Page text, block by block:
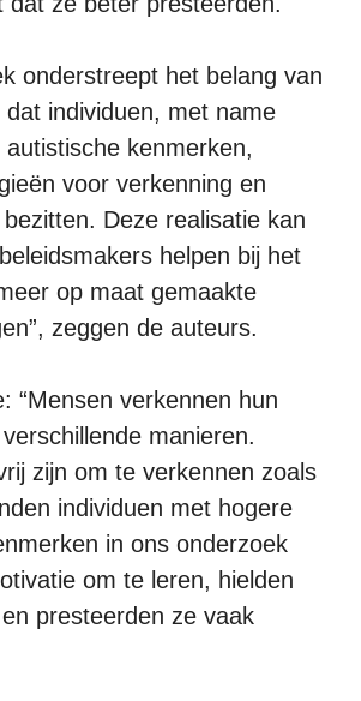
onderstreept het belang van
dat individuen, met name
kenmerken,
voor verkenning en
bezitten. Deze realisatie kan
helpen bij het
op maat gemaakte
zeggen de auteurs.
“Mensen verkennen hun
manieren.
zijn om te verkennen zoals
individuen met hogere
in ons onderzoek
om te leren, hielden
presteerden ze vaak